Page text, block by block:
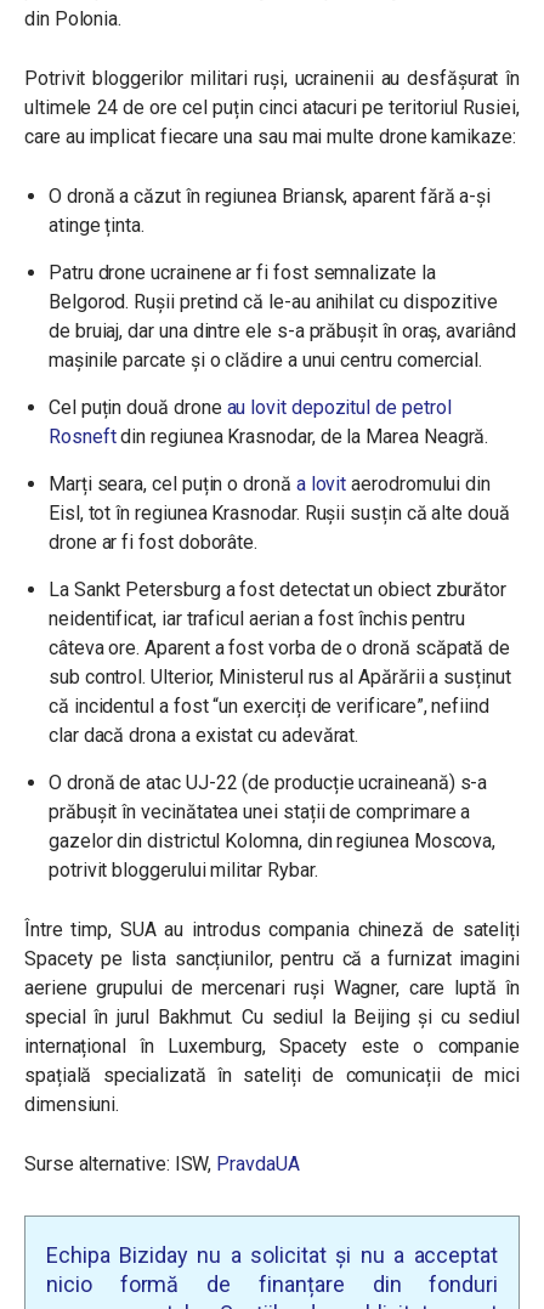
din Polonia.
Potrivit bloggerilor militari ruși, ucrainenii au desfășurat în
ultimele 24 de ore cel puțin cinci atacuri pe teritoriul Rusiei,
care au implicat fiecare una sau mai multe drone kamikaze:
O dronă a căzut în regiunea Briansk, aparent fără a-și
atinge ținta.
Patru drone ucrainene ar fi fost semnalizate la
Belgorod. Rușii pretind că le-au anihilat cu dispozitive
de bruiaj, dar una dintre ele s-a prăbușit în oraș, avariând
mașinile parcate și o clădire a unui centru comercial.
Cel puțin două drone au lovit depozitul de petrol
Rosneftdin regiunea Krasnodar, de la Marea Neagră.
Marți seara, cel puțin o dronă a lovitaerodromului din
Eisl, tot în regiunea Krasnodar. Rușii susțin că alte două
drone ar fi fost doborâte.
La Sankt Petersburg a fost detectat un obiect zburător
neidentificat, iar traficul aerian a fost închis pentru
câteva ore. Aparent a fost vorba de o dronă scăpată de
sub control. Ulterior, Ministerul rus al Apărării a susținut
că incidentul a fost “un exerciți de verificare”, nefiind
clar dacă drona a existat cu adevărat.
O dronă de atac UJ-22 (de producție ucraineană) s-a
prăbușit în vecinătatea unei stații de comprimare a
gazelor din districtul Kolomna, din regiunea Moscova,
potrivit bloggerului militar Rybar.
Între timp, SUA au introdus compania chineză de sateliți
Spacety pe lista sancțiunilor, pentru că a furnizat imagini
aeriene grupului de mercenari ruși Wagner, care luptă în
special în jurul Bakhmut. Cu sediul la Beijing și cu sediul
internațional în Luxemburg, Spacety este o companie
spațială specializată în sateliți de comunicații de mici
dimensiuni.
Surse alternative: ISW, PravdaUA
Echipa Biziday nu a solicitat și nu a acceptat
nicio formă de finanțare din fonduri